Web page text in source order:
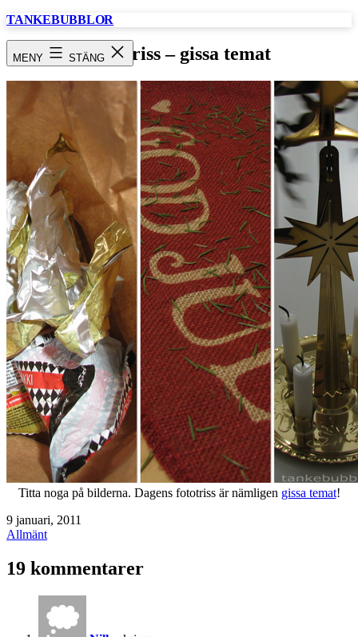
Hoppa
TANKEBUBBLOR
MENY STÄNGFototriss – gissa temat
Titta noga på bilderna. Dagens fototriss är nämligen gissa temat!
Publicerat
den
9 januari, 2011
Kategoriserat
Allmänt
19 kommentarer